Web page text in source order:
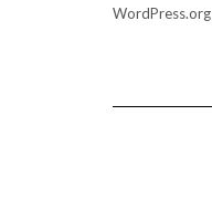
WordPress.org